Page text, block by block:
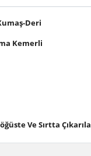
Deri
Kemerli
Ve Sırtta